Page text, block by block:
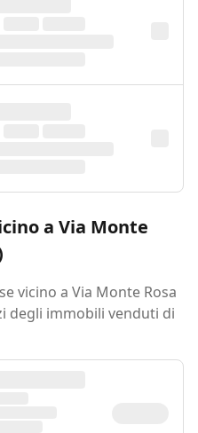
a Via Monte
vicino a Via Monte Rosa
degli immobili venduti di